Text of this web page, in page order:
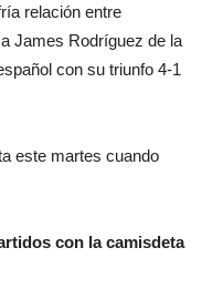
relación entre
James Rodríguez de la
con su triunfo 4-1
este martes cuando
con la camisdeta